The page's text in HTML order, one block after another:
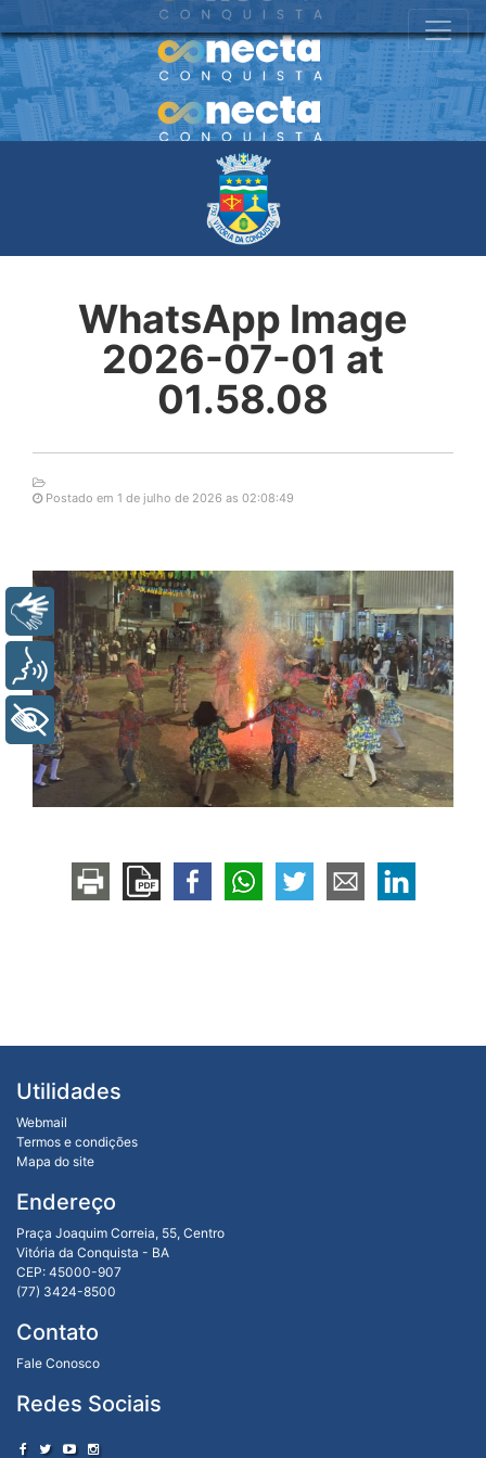
WhatsApp Image
2026-07-01 at
01.58.08
Postado em 1 de julho de 2026 as 02:08:49
Utilidades
Webmail
Termos e condições
Mapa do site
Endereço
Praça Joaquim Correia, 55, Centro
Vitória da Conquista - BA
CEP: 45000-907
(77) 3424-8500
Contato
Fale Conosco
Redes Sociais
Libras
Voz
+ Acessibilidade